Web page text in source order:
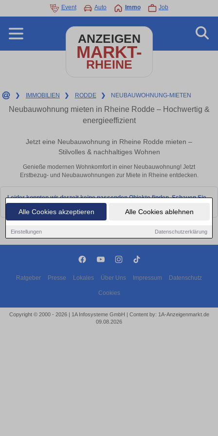
Alle Cookies akzeptieren Alle Cookies ablehnen
Einstellungen Datenschutzerklärung
Event Auto Immo Job
ANZEIGEN
MARKT-
RHEINE
❯ IMMOBILIEN ❯ RODDE ❯ NEUBAUWOHNUNG-MIETEN
Neubauwohnung mieten in Rheine Rodde – Hochwertig &
energieeffizient
Jetzt eine Neubauwohnung in Rheine Rodde mieten –
Stilvolles & nachhaltiges Wohnen
Genieße modernen Wohnkomfort in einer Neubauwohnung! Jetzt
Erstbezug- und Neubauwohnungen zur Miete in Rheine entdecken.
Leider konnten wir derzeit keine passenden Objekte finden. Schauen Sie
Ratgeber Presse Lokales Über Uns Impressum Datenschutz
Cookies
Copyright © 2000 - 2026 | 1A Infosysteme GmbH | Content by: 1A-Anzeigenmarkt.de
09.08.2026